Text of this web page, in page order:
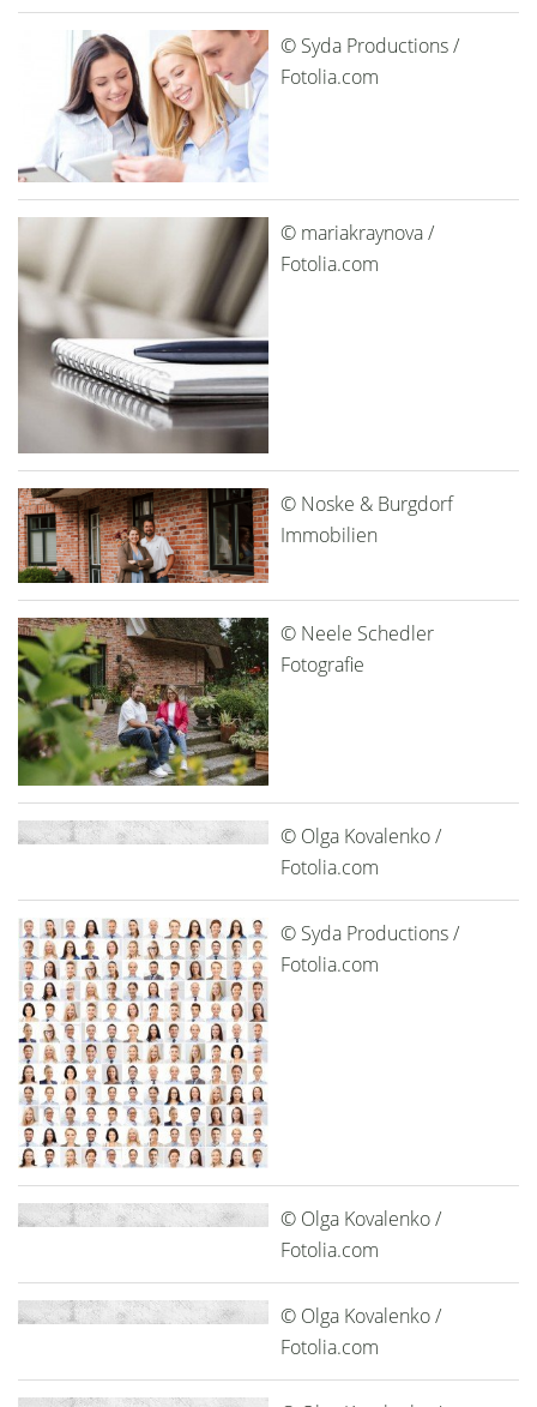
© Syda Productions /
Fotolia.com
© mariakraynova /
Fotolia.com
© Noske & Burgdorf
Immobilien
© Neele Schedler
Fotografie
© Olga Kovalenko /
Fotolia.com
© Syda Productions /
Fotolia.com
© Olga Kovalenko /
Fotolia.com
© Olga Kovalenko /
Fotolia.com